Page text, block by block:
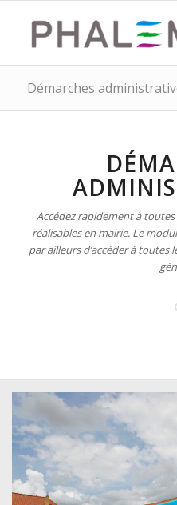
Démarches
Accédez rapidement à
réalisables en mairie. Le
par ailleurs d’accéder à